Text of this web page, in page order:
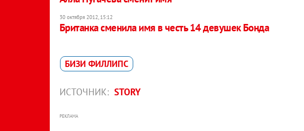
30 октября 2012, 15:12
Британка сменила имя в честь 14 девушек Бонда
БИЗИ ФИЛЛИПС
ИСТОЧНИК: STORY
РЕКЛАМА